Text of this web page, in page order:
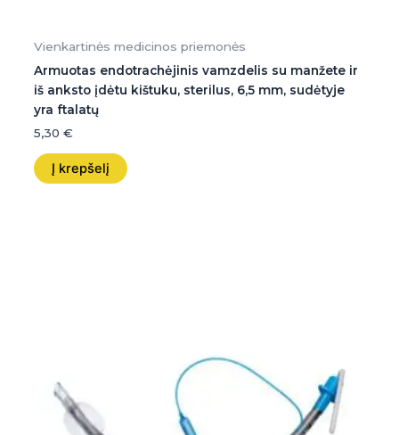
Vienkartinės medicinos priemonės
Armuotas endotrachėjinis vamzdelis su manžete ir
iš anksto įdėtu kištuku, sterilus, 6,5 mm, sudėtyje
yra ftalatų
5,30 €
Į krepšelį